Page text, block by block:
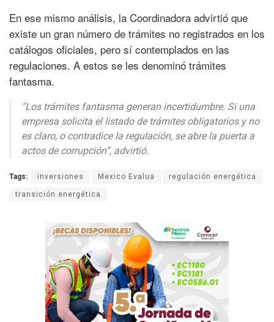
En ese mismo análisis, la Coordinadora advirtió que
existe un gran número de trámites no registrados en los
catálogos oficiales, pero sí contemplados en las
regulaciones. A estos se les denominó trámites
fantasma.
“Los trámites fantasma generan incertidumbre. Si una
empresa solicita el listado de trámites obligatorios y no
es claro, o contradice la regulación, se abre la puerta a
actos de corrupción”, advirtió.
Tags: inversiones Mexico Evalua regulación energética
transición energética